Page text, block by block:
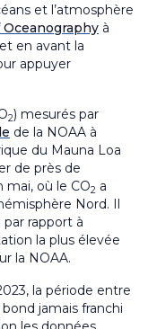
et l’atmosphère
à
en avant la
appuyer
2) mesurés par
de la NOAA à
du Mauna Loa
de près de
mai, où le CO2 a
Nord. Il
rapport à
la plus élevée
la NOAA.
la période entre
jamais franchi